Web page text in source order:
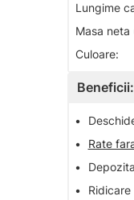
Lungime
Masa neta
Culoare:
Beneficii:
•
•
Rate
•
•